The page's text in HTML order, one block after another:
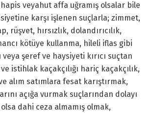
veyahut affa uğramış olsalar bile
karşı işlenen suçlarla; zimmet,
rüşvet, hırsızlık, dolandırıcılık,
kötüye kullanma, hileli iflas gibi
veya şeref ve haysiyeti kırıcı suçtan
istihlak kaçakçılığı hariç kaçakçılık,
alım satımlara fesat karıştırmak,
açığa vurmak suçlarından dolayı
dahi ceza almamış olmak,